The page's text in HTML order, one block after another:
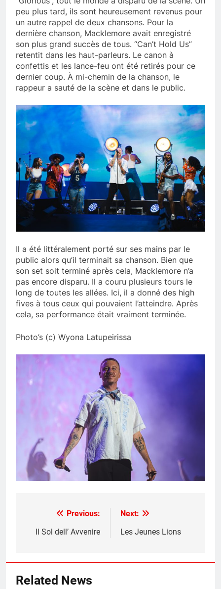
peu plus tard, ils sont heureusement revenus pour
un autre rappel de deux chansons. Pour la
dernière chanson, Macklemore avait enregistré
son plus grand succès de tous. “Can’t Hold Us”
retentit dans les haut-parleurs. Le canon à
confettis et les lance-feu ont été retirés pour ce
dernier coup. À mi-chemin de la chanson, le
rappeur a sauté de la scène et dans le public.
Il a été littéralement porté sur ses mains par le
public alors qu’il terminait sa chanson. Bien que
son set soit terminé après cela, Macklemore n’a
pas encore disparu. Il a couru plusieurs tours le
long de toutes les allées. Ici, il a donné des high
fives à tous ceux qui pouvaient l’atteindre. Après
cela, sa performance était vraiment terminée.
Photo’s (c) Wyona Latupeirissa
navigation
Previous:
Il Sol dell’ Avvenire
Next:
Les Jeunes Lions
Related News